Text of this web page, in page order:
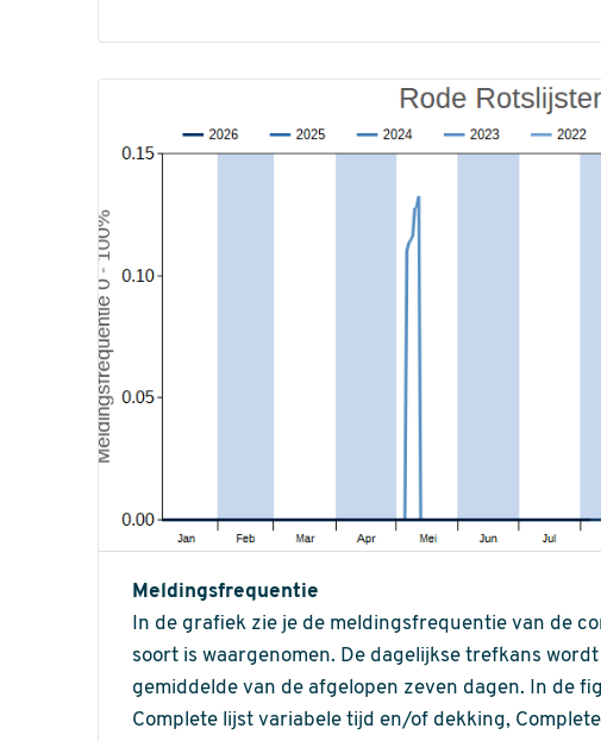
Meldingsfrequentie
In de grafiek zie je de meldingsfrequentie van de
soort is waargenomen. De dagelijkse trefkans
gemiddelde van de afgelopen zeven dagen. In de
Complete lijst variabele tijd en/of dekking,